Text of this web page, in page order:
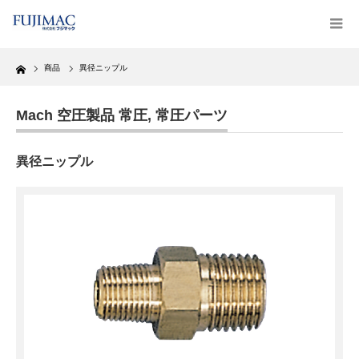
Home 商品 異径ニップル
Mach 空圧製品 常圧, 常圧パーツ
異径ニップル